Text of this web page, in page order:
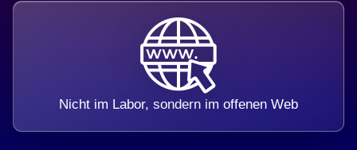
Nicht im Labor, sondern im offenen Web